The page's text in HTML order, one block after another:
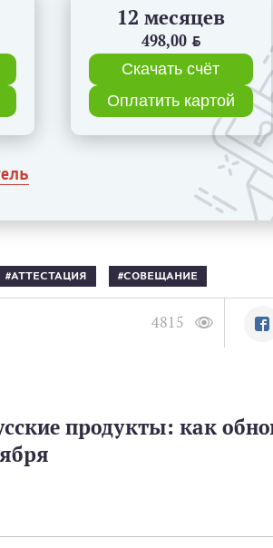
12 месяцев
498,00 BYN
Скачать счёт
Оплатить картой
АТТЕСТАЦИЯ СОВЕЩАНИЕ
4815
продукты: как